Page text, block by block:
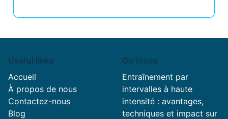
Useful links
Accueil
À propos de nous
Contactez-nous
Blog
On focus
Entraînement par
intervalles à haute
intensité : avantages,
techniques et impact sur